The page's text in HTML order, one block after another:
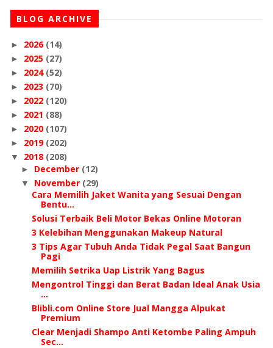
BLOG ARCHIVE
► 2026 (14)
► 2025 (27)
► 2024 (52)
► 2023 (70)
► 2022 (120)
► 2021 (88)
► 2020 (107)
► 2019 (202)
▼ 2018 (208)
► December (12)
▼ November (29)
Cara Memilih Jaket Wanita yang Sesuai Dengan
Bentu...
Solusi Terbaik Beli Motor Bekas Online Motoran
3 Kelebihan Menggunakan Makeup Natural
3 Tips Agar Tubuh Anda Tidak Pegal Saat Bangun
Pagi
Memilih Setrika Uap Listrik Yang Bagus
Mengontrol Tinggi dan Berat Badan Ideal Anak Usia
...
Blibli.com Online Store Jual Mangga Alpukat
Premium
Clear Menjadi Shampo Anti Ketombe Paling Ampuh
Sec...